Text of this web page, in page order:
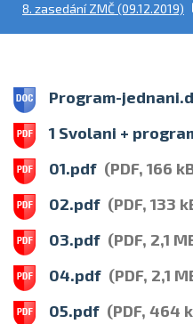
8. zasedání ZMČ (09.12.2019)
Program-
1 Svolani +
01.pdf (PDF, 166
02.pdf (PDF, 133
03.pdf (PDF, 2,1
04.pdf (PDF, 2,1
05.pdf (PDF, 464